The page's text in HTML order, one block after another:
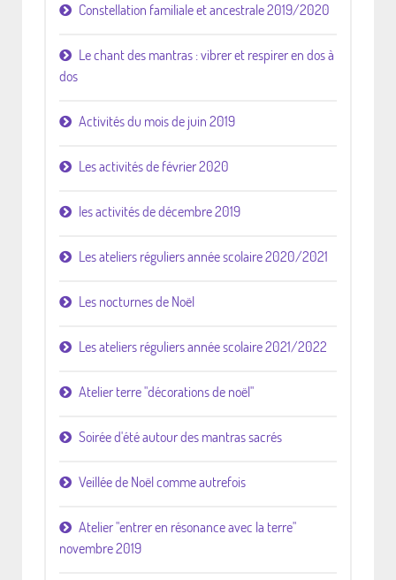
Constellation familiale et ancestrale 2019/2020
Le chant des mantras : vibrer et respirer en dos à
dos
Activités du mois de juin 2019
Les activités de février 2020
les activités de décembre 2019
Les ateliers réguliers année scolaire 2020/2021
Les nocturnes de Noël
Les ateliers réguliers année scolaire 2021/2022
Atelier terre "décorations de noël"
Soirée d'été autour des mantras sacrés
Veillée de Noël comme autrefois
Atelier "entrer en résonance avec la terre"
novembre 2019